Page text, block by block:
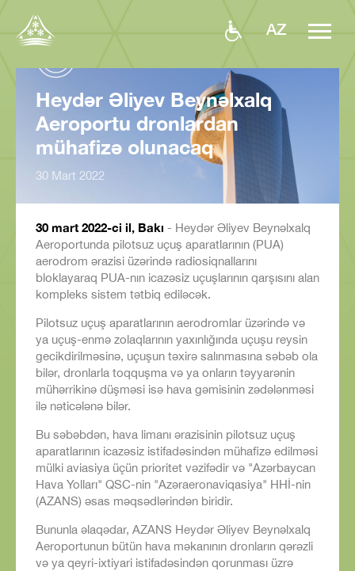
AZ
Heydər Əliyev Beynəlxalq
Aeroportu dronlardan
mühafizə olunacaq
30 Mart 2022
30 mart 2022-ci il, Bakı - Heydər Əliyev Beynəlxalq
Aeroportunda pilotsuz uçuş aparatlarının (PUA)
aerodrom ərazisi üzərində radiosiqnallarını
bloklayaraq PUA-nın icazəsiz uçuşlarının qarşısını alan
kompleks sistem tətbiq ediləcək.
Pilotsuz uçuş aparatlarının aerodromlar üzərində və
ya uçuş-enmə zolaqlarının yaxınlığında uçuşu reysin
gecikdirilməsinə, uçuşun təxirə salınmasına səbəb ola
bilər, dronlarla toqquşma və ya onların təyyarənin
mühərrikinə düşməsi isə hava gəmisinin zədələnməsi
ilə nəticələnə bilər.
Bu səbəbdən, hava limanı ərazisinin pilotsuz uçuş
aparatlarının icazəsiz istifadəsindən mühafizə edilməsi
mülki aviasiya üçün prioritet vəzifədir və "Azərbaycan
Hava Yolları" QSC-nin "Azəraeronaviqasiya" HHİ-nin
(AZANS) əsas məqsədlərindən biridir.
Bununla əlaqədar, AZANS Heydər Əliyev Beynəlxalq
Aeroportunun bütün hava məkanının dronların qərəzli
və ya qeyri-ixtiyari istifadəsindən qorunması üzrə